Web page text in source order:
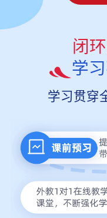
闭
学
学习贯穿